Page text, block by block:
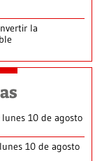
la
lunes 10 de agosto
10 de agosto